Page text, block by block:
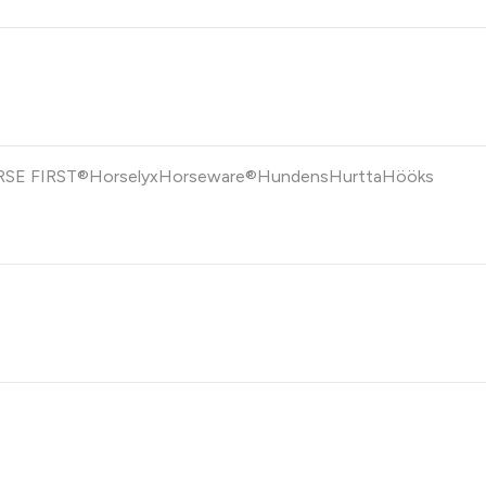
FIRST®HorselyxHorseware®HundensHurttaHööks